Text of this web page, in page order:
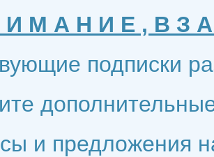
И М А Н И Е , В З
подписки
и предложения